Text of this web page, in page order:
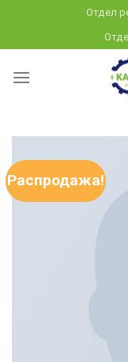
content
Отдел
Распродажа!